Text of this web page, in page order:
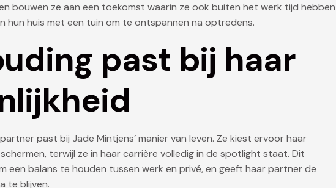
bouwen ze aan een toekomst waarin ze ook buiten het werk tijd hebben
hun huis met een tuin om te ontspannen na optredens.
past bij haar
past bij Jade Mintjens’ manier van leven. Ze kiest ervoor haar
terwijl ze in haar carrière volledig in de spotlight staat. Dit
een balans te houden tussen werk en privé, en geeft haar partner de
te blijven.